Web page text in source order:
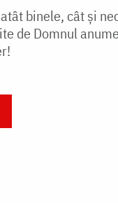
binele, cât și
de Domnul